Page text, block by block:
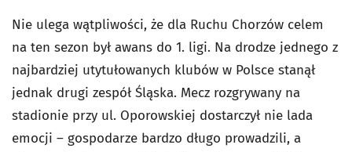
Nie ulega wątpliwości, że dla Ruchu Chorzów celem
na ten sezon był awans do 1. ligi. Na drodze jednego z
najbardziej utytułowanych klubów w Polsce stanął
jednak drugi zespół Śląska. Mecz rozgrywany na
stadionie przy ul. Oporowskiej dostarczył nie lada
emocji – gospodarze bardzo długo prowadzili, a